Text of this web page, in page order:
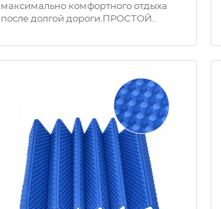
максимально комфортного отдыха
после долгой дороги.ПРОСТОЙ..